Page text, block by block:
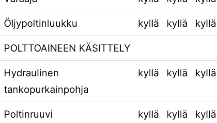
Öljypoltinluukku kyllä kyllä kyllä
POLTTOAINEEN KÄSITTELY
Hydraulinen
tankopurkainpohja
kyllä kyllä kyllä
Poltinruuvi kyllä kyllä kyllä